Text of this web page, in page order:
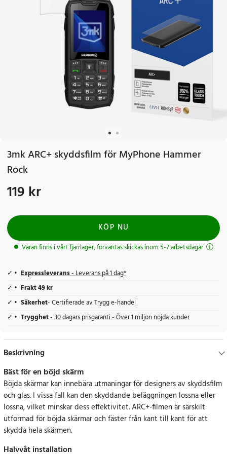
3mk ARC+ skyddsfilm för MyPhone Hammer
Rock
Pris:119 kr
119 kr
KÖP NU
Varan finns i vårt fjärrlager, förväntas skickas inom 5-7 arbetsdagar
Expressleverans- Leverans på 1 dag*
Frakt 49 kr
Säkerhet- Certifierade av Trygg e-handel
Trygghet- 30 dagars prisgaranti - Över 1 miljon nöjda kunder
Beskrivning
Bäst för en böjd skärm
Böjda skärmar kan innebära utmaningar för designers av skyddsfilm
och glas. I vissa fall kan den skyddande beläggningen lossna eller
lossna, vilket minskar dess effektivitet. ARC+-filmen är särskilt
utformad för böjda skärmar och fäster från kant till kant för att
skydda hela skärmen.
Halvvåt installation